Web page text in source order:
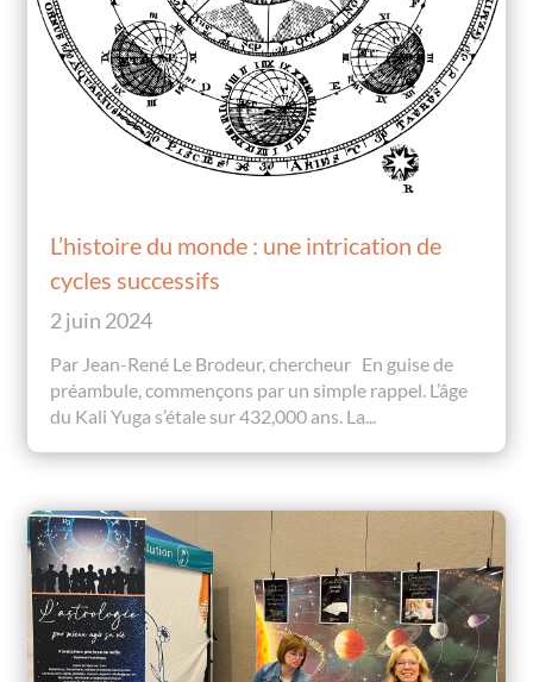
L’histoire du monde : une intrication de
cycles successifs
2 juin 2024
Par Jean-René Le Brodeur, chercheur En guise de
préambule, commençons par un simple rappel. L’âge
du Kali Yuga s’étale sur 432,000 ans. La...